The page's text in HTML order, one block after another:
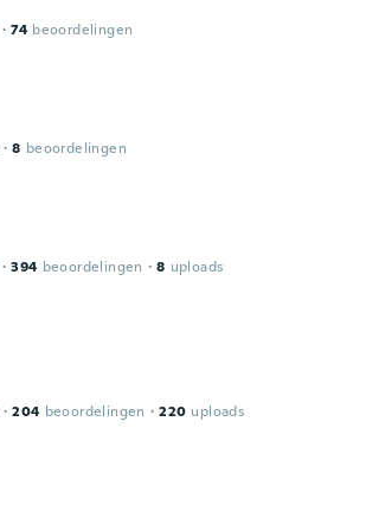
· 74 beoordelingen
· 8 beoordelingen
· 394 beoordelingen · 8 uploads
· 204 beoordelingen · 220 uploads